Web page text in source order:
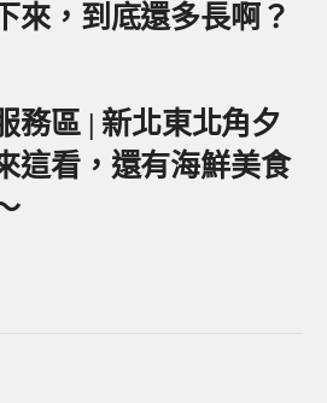
來，到底還多長啊？
務區 | 新北東北角夕
這看，還有海鮮美食